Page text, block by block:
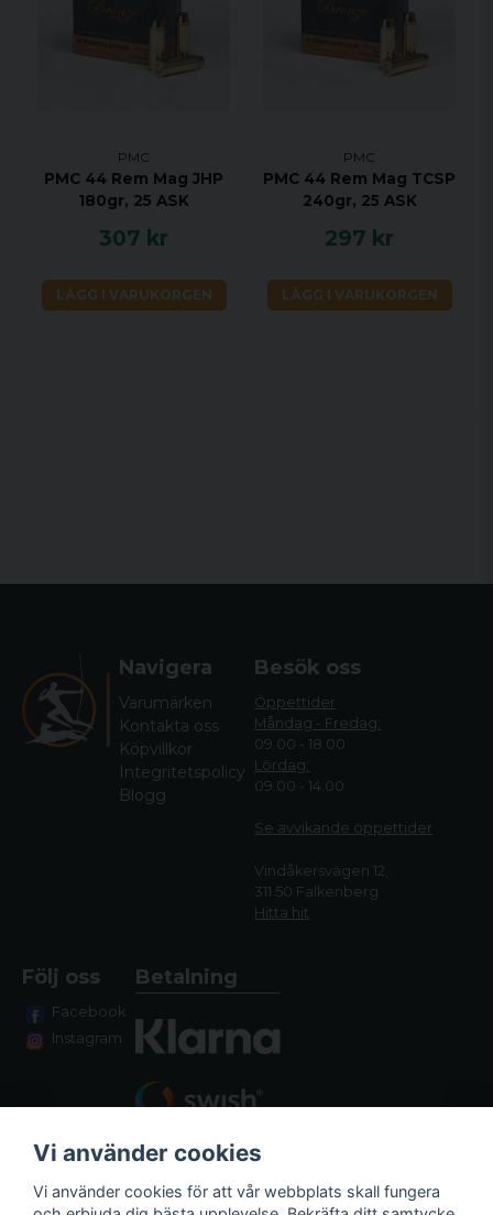
PMC
PMC 44 Rem Mag JHP
180gr, 25 ASK
307 kr
LÄGG I VARUKORGEN
PMC
PMC 44 Rem Mag TCSP
240gr, 25 ASK
297 kr
LÄGG I VARUKORGEN
Navigera
Varumärken
Kontakta oss
Köpvillkor
Integritetspolicy
Blogg
Besök oss
Öppettider
Måndag - Fredag:
09.00 - 18.00
Lördag:
09.00 - 14.00
Se avvikande öppettider
Vindåkersvägen 12,
311 50 Falkenberg
Hitta hit
Följ oss
Facebook
Instagram
Betalning
Vi använder cookies
Vi använder cookies för att vår webbplats skall fungera